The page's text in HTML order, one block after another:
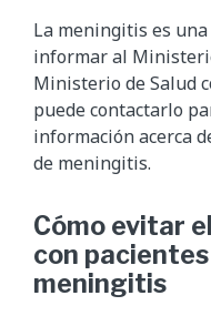
La meningitis es
informar al
Ministerio de Salud
puede contactarlo
información acerca
de meningitis.
Cómo evitar
con
meningitis